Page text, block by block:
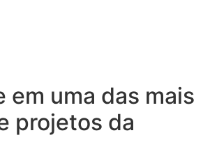
em uma das mais
projetos da